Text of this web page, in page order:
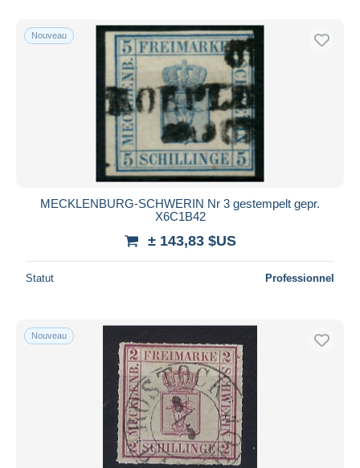
Uniquement en réduction
Livraison gratuite
Méthodes de paiement
PayPal
Virement bancaire
Mastercard
iDeal
Appliquer
Nouveau
MECKLENBURG-SCHWERIN Nr 3 gestempelt gepr.
X6C1B42
± 143,83 $US
Statut Professionnel
Nouveau